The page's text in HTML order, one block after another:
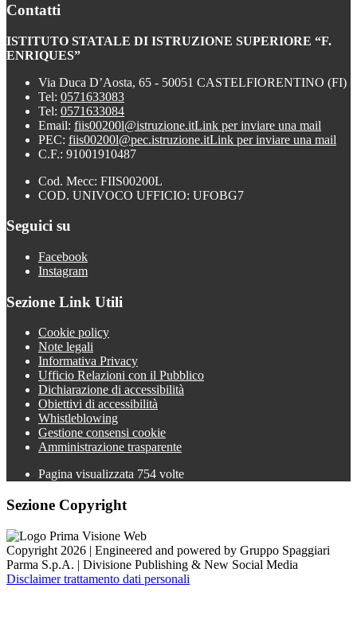
Contatti
ISTITUTO STATALE DI ISTRUZIONE SUPERIORE “F.
ENRIQUES”
Via Duca D’Aosta, 65 - 50051 CASTELFIORENTINO (FI)
Tel: 0571633083
Tel: 0571633084
Email: fiis00200l@istruzione.itLink per inviare una mail
PEC: fiis00200l@pec.istruzione.itLink per inviare una mail
C.F.: 91001910487
Cod. Mecc: FIIS00200L
COD. UNIVOCO UFFICIO: UFOBG7
Seguici su
Facebook
Instagram
Sezione Link Utili
Cookie policy
Note legali
Informativa Privacy
Ufficio Relazioni con il Pubblico
Dichiarazione di accessibilità
Obiettivi di accessibilità
Whistleblowing
Gestione consensi cookie
Amministrazione trasparente
Pagina visualizzata 754 volte
Sezione Copyright
Copyright 2026 | Engineered and powered by Gruppo Spaggiari
Parma S.p.A. | Divisione Publishing & New Social Media
Disclaimer trattamento dati personali